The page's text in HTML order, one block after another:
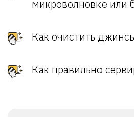
микроволновке или
Как очистить
Как правильно